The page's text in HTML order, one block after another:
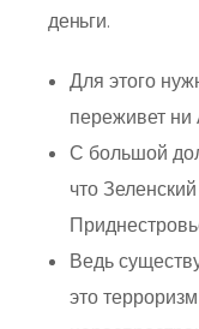
деньги.
Для этого
переживет
С большой
что
Ведь
это